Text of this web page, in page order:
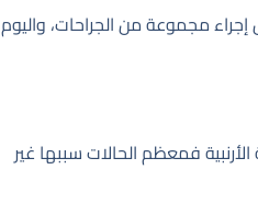
مجموعة من الجراحات، واليوم
فمعظم الحالات سببها غير